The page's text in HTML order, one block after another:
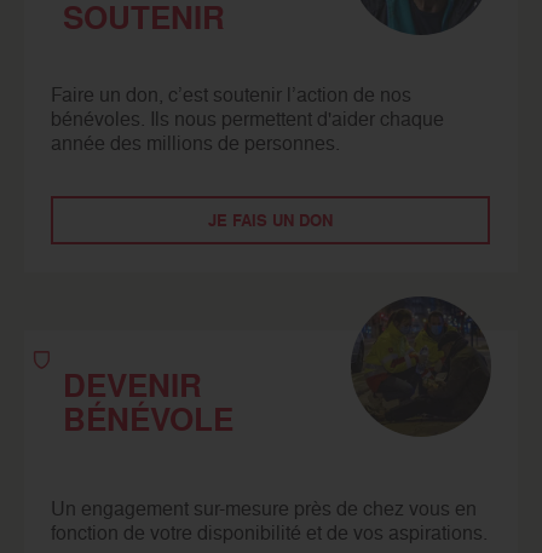
SOUTENIR
Faire un don, c’est soutenir l’action de nos
bénévoles. Ils nous permettent d'aider chaque
année des millions de personnes.
JE FAIS UN DON
DEVENIR
BÉNÉVOLE
Un engagement sur-mesure près de chez vous en
fonction de votre disponibilité et de vos aspirations.